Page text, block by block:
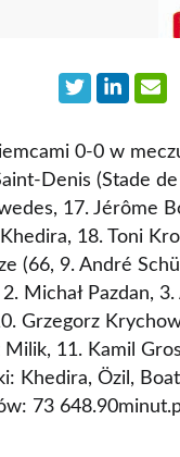
0-0 w
Denis (Stade de
17. Jérôme
18. Toni
(66, 9. André
Michał Pazdan,
Grzegorz
11. Kamil
Khedira, Özil,
73